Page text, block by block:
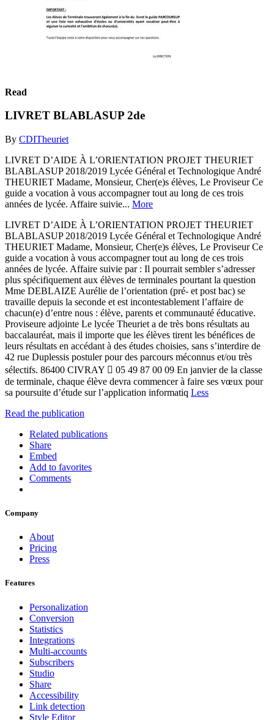
Read
LIVRET BLABLASUP 2de
By CDITheuriet
LIVRET D’AIDE À L’ORIENTATION PROJET THEURIET
BLABLASUP 2018/2019 Lycée Général et Technologique André
THEURIET Madame, Monsieur, Cher(e)s élèves, Le Proviseur Ce
guide a vocation à vous accompagner tout au long de ces trois
années de lycée. Affaire suivie... More
LIVRET D’AIDE À L’ORIENTATION PROJET THEURIET
BLABLASUP 2018/2019 Lycée Général et Technologique André
THEURIET Madame, Monsieur, Cher(e)s élèves, Le Proviseur Ce
guide a vocation à vous accompagner tout au long de ces trois
années de lycée. Affaire suivie par : Il pourrait sembler s’adresser
plus spécifiquement aux élèves de terminales pourtant la question
Mme DEBLAIZE Aurélie de l’orientation (pré- et post bac) se
travaille depuis la seconde et est incontestablement l’affaire de
chacun(e) d’entre nous : élève, parents et communauté éducative.
Proviseure adjointe Le lycée Theuriet a de très bons résultats au
baccalauréat, mais il importe que les élèves tirent les bénéfices de
leurs résultats en accédant à des études choisies, sans s’interdire de
42 rue Duplessis postuler pour des parcours méconnus et/ou très
sélectifs. 86400 CIVRAY  05 49 87 00 09 En janvier de la classe
de terminale, chaque élève devra commencer à faire ses vœux pour
sa poursuite d’étude sur l’application informatiq Less
Read the publication
Related publications
Share
Embed
Add to favorites
Comments
Company
About
Pricing
Press
Features
Personalization
Conversion
Statistics
Integrations
Multi-accounts
Subscribers
Studio
Share
Accessibility
Link detection
Style Editor